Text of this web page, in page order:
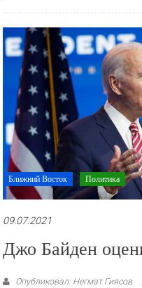
Ближний Восток Политика
09.07.2021
Джо Байден
Опубликовал: Негмат Гиясов